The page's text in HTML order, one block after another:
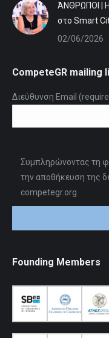
ΆΝΘΡΩΠΟΙ |
στο Smart
02/06/2026
CompeteGR mailing
Διεύθυνση Email
Συμπληρώνοντας τη
την αποθήκευση της
competegr.org
Founding Members